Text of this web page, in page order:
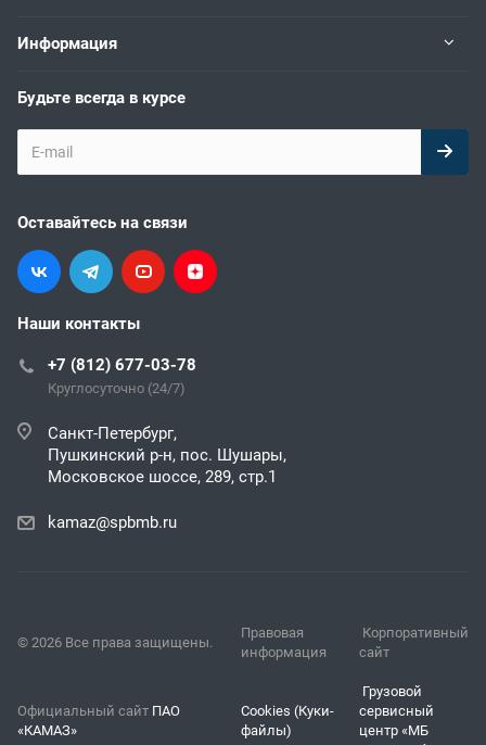
Информация
Будьте всегда в курсе
Оставайтесь на связи
Наши контакты
+7 (812) 677-03-78
Круглосуточно (24/7)
Санкт-Петербург,
Пушкинский р-н, пос. Шушары,
Московское шоссе, 289, стр.1
kamaz@spbmb.ru
© 2026 Все права защищены.
Правовая
информация
Корпоративный
сайт
Официальный сайт ПАО
«КАМАЗ»
Cookies (Куки-
файлы)
Грузовой
сервисный
центр «МБ